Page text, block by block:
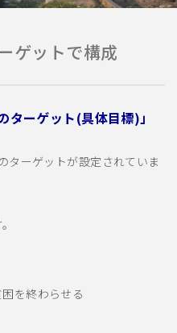
ゲットで構成
ターゲット(具体目標)」
ターゲットが設定されていま
を終わらせる